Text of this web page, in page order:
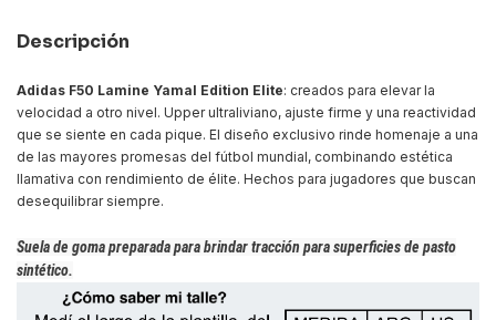
Descripción
Adidas F50 Lamine Yamal Edition Elite: creados para elevar la
velocidad a otro nivel. Upper ultraliviano, ajuste firme y una reactividad
que se siente en cada pique. El diseño exclusivo rinde homenaje a una
de las mayores promesas del fútbol mundial, combinando estética
llamativa con rendimiento de élite. Hechos para jugadores que buscan
desequilibrar siempre.
Suela de gomapreparada para brindar tracción para superficies de pasto
sintético.